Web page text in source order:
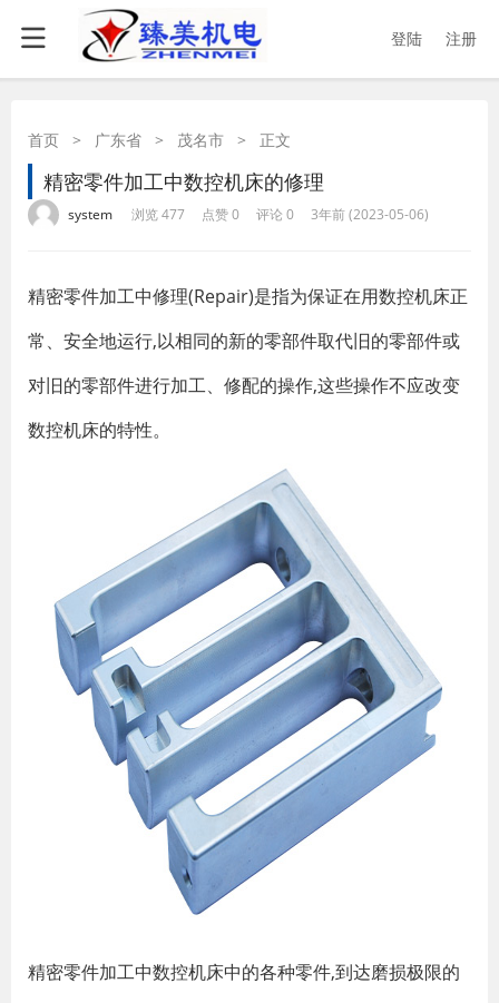
登陆 注册
首页 > 广东省 > 茂名市 > 正文
精密零件加工中数控机床的修理
system 浏览 477 点赞 0 评论 0 3年前 (2023-05-06)
精密零件加工中修理(Repair)是指为保证在用数控机床正
常、安全地运行,以相同的新的零部件取代旧的零部件或
对旧的零部件进行加工、修配的操作,这些操作不应改变
数控机床的特性。
精密零件加工中数控机床中的各种零件,到达磨损极限的